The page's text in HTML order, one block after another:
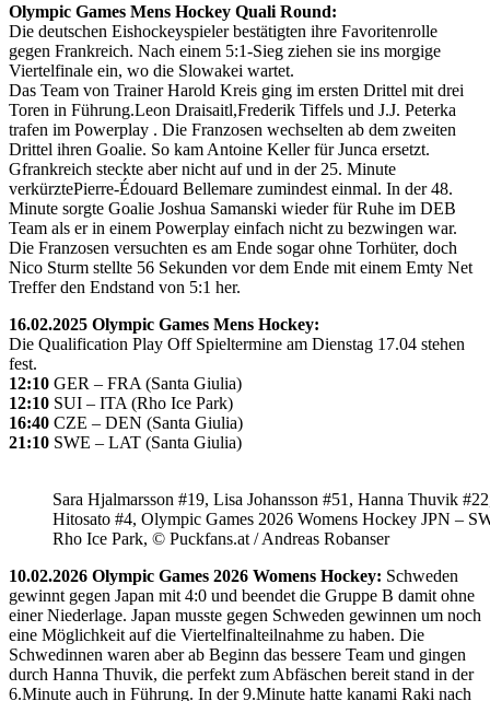
Olympic Games Mens Hockey Quali Round:
Die deutschen Eishockeyspieler bestätigten ihre Favoritenrolle
gegen Frankreich. Nach einem 5:1-Sieg ziehen sie ins morgige
Viertelfinale ein, wo die Slowakei wartet.
Das Team von Trainer Harold Kreis ging im ersten Drittel mit drei
Toren in Führung.Leon Draisaitl,Frederik Tiffels und J.J. Peterka
trafen im Powerplay . Die Franzosen wechselten ab dem zweiten
Drittel ihren Goalie. So kam Antoine Keller für Junca ersetzt.
Gfrankreich steckte aber nicht auf und in der 25. Minute
verkürztePierre-Édouard Bellemare zumindest einmal. In der 48.
Minute sorgte Goalie Joshua Samanski wieder für Ruhe im DEB
Team als er in einem Powerplay einfach nicht zu bezwingen war.
Die Franzosen versuchten es am Ende sogar ohne Torhüter, doch
Nico Sturm stellte 56 Sekunden vor dem Ende mit einem Emty Net
Treffer den Endstand von 5:1 her.
16.02.2025 Olympic Games Mens Hockey:
Die Qualification Play Off Spieltermine am Dienstag 17.04 stehen
fest.
12:10 GER – FRA (Santa Giulia)
12:10 SUI – ITA (Rho Ice Park)
16:40 CZE – DEN (Santa Giulia)
21:10 SWE – LAT (Santa Giulia)
Sara Hjalmarsson #19, Lisa Johansson #51, Hanna Thuvik
Hitosato #4, Olympic Games 2026 Womens Hockey JPN –
Rho Ice Park, © Puckfans.at / Andreas Robanser
10.02.2026 Olympic Games 2026 Womens Hockey: Schweden
gewinnt gegen Japan mit 4:0 und beendet die Gruppe B damit ohne
einer Niederlage. Japan musste gegen Schweden gewinnen um noch
eine Möglichkeit auf die Viertelfinalteilnahme zu haben. Die
Schwedinnen waren aber ab Beginn das bessere Team und gingen
durch Hanna Thuvik, die perfekt zum Abfäschen bereit stand in der
6.Minute auch in Führung. In der 9.Minute hatte kanami Raki nach